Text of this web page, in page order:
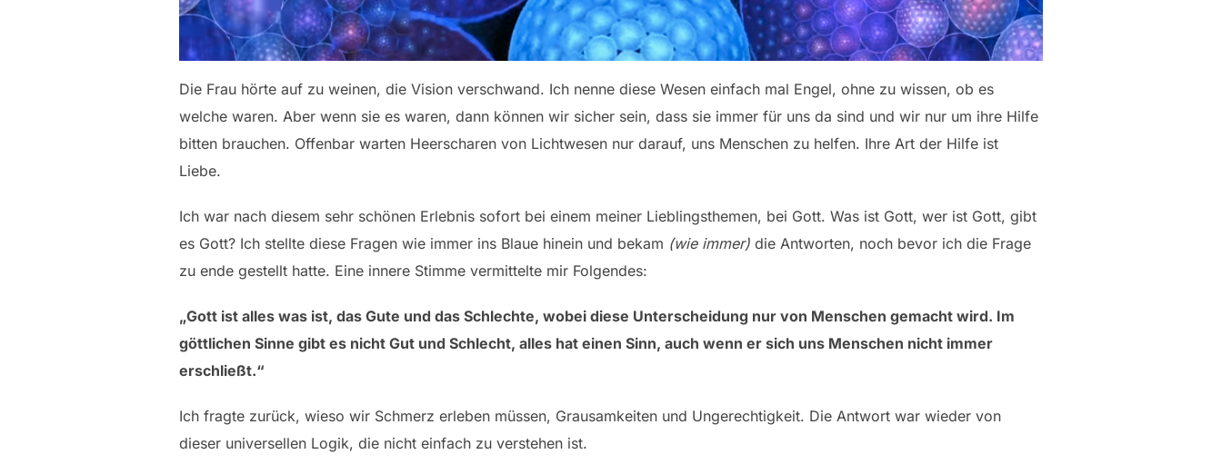
Die Frau hörte auf zu weinen, die Vision verschwand. Ich nenne diese Wesen einfach mal Engel, ohne zu wissen, ob es
welche waren. Aber wenn sie es waren, dann können wir sicher sein, dass sie immer für uns da sind und wir nur um ihre Hilfe
bitten brauchen. Offenbar warten Heerscharen von Lichtwesen nur darauf, uns Menschen zu helfen. Ihre Art der Hilfe ist
Liebe.
Ich war nach diesem sehr schönen Erlebnis sofort bei einem meiner Lieblingsthemen, bei Gott. Was ist Gott, wer ist Gott, gibt
es Gott? Ich stellte diese Fragen wie immer ins Blaue hinein und bekam (wie immer) die Antworten, noch bevor ich die Frage
zu ende gestellt hatte. Eine innere Stimme vermittelte mir Folgendes:
„Gott ist alles was ist, das Gute und das Schlechte, wobei diese Unterscheidung nur von Menschen gemacht wird. Im
göttlichen Sinne gibt es nicht Gut und Schlecht, alles hat einen Sinn, auch wenn er sich uns Menschen nicht immer
erschließt.“
Ich fragte zurück, wieso wir Schmerz erleben müssen, Grausamkeiten und Ungerechtigkeit. Die Antwort war wieder von
dieser universellen Logik, die nicht einfach zu verstehen ist.